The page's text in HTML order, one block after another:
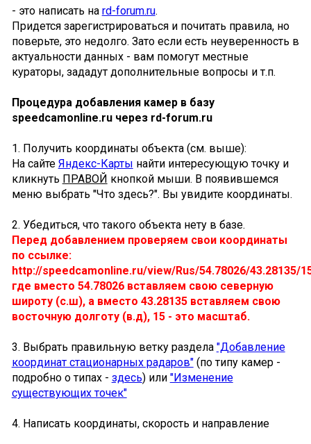
- это написать на rd-forum.ru.
Придется зарегистрироваться и почитать правила, но
поверьте, это недолго. Зато если есть неуверенность в
актуальности данных - вам помогут местные
кураторы, зададут дополнительные вопросы и т.п.
Процедура добавления камер в базу
speedcamonline.ru через rd-forum.ru
1. Получить координаты объекта (см. выше):
На сайте Яндекс-Карты найти интересующую точку и
кликнуть ПРАВОЙ кнопкой мыши. В появившемся
меню выбрать "Что здесь?". Вы увидите координаты.
2. Убедиться, что такого объекта нету в базе.
Перед добавлением проверяем свои координаты
по ссылке:
http://speedcamonline.ru/view/Rus/54.78026/43.28135/
где вместо 54.78026 вставляем свою северную
широту (с.ш), а вместо 43.28135 вставляем свою
восточную долготу (в.д), 15 - это масштаб.
3. Выбрать правильную ветку раздела "Добавление
координат стационарных радаров"(по типу камер -
подробно о типах - здесь) или "Изменение
существующих точек"
4. Написать координаты, скорость и направление